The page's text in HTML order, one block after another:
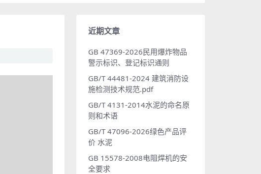
近期文章
GB 47369-2026民用爆炸物品
警示标识、登记标识通则
GB/T 44481-2024 建筑消防设
施检测技术规范.pdf
GB/T 4131-2014水泥的命名原
则和术语
GB/T 47096-2026绿色产品评
价 水泥
GB 15578-2008电阻焊机的安
全要求